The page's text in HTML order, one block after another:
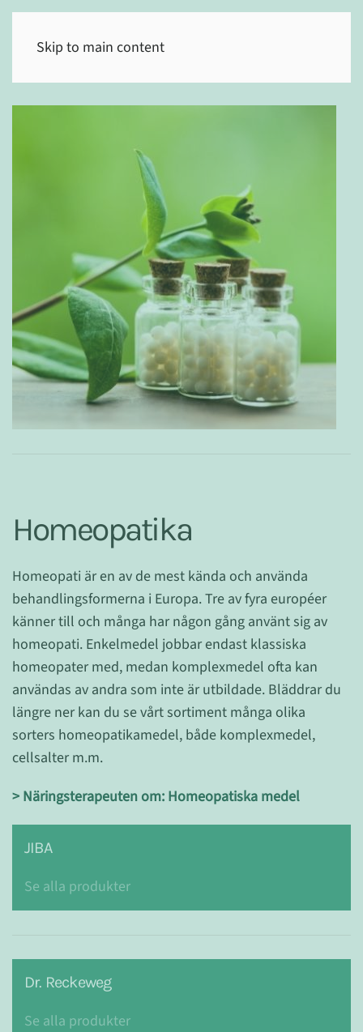
Skip to main content
Homeopatika
Homeopati är en av de mest kända och använda
behandlingsformerna i Europa. Tre av fyra européer
känner till och många har någon gång använt sig av
homeopati. Enkelmedel jobbar endast klassiska
homeopater med, medan komplexmedel ofta kan
användas av andra som inte är utbildade. Bläddrar du
längre ner kan du se vårt sortiment många olika
sorters homeopatikamedel, både komplexmedel,
cellsalter m.m.
> Näringsterapeuten om: Homeopatiska medel
JIBA
Se alla produkter
Dr. Reckeweg
Se alla produkter